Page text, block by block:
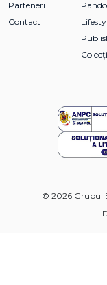
Parteneri
Contact
© 2026 Grupul